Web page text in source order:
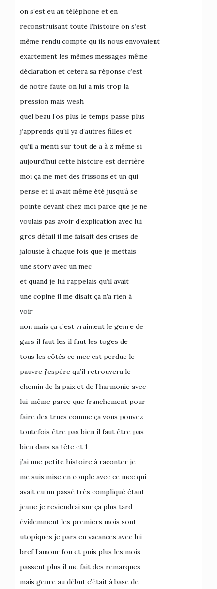
on s’est eu au téléphone et en
reconstruisant toute l’histoire on s’est
même rendu compte qu ils nous envoyaient
exactement les mêmes messages même
déclaration et cetera sa réponse c’est
de notre faute on lui a mis trop la
pression mais wesh
quel beau l’os plus le temps passe plus
j’apprends qu’il ya d’autres filles et
qu’il a menti sur tout de a à z même si
aujourd’hui cette histoire est derrière
moi ça me met des frissons et un qui
pense et il avait même été jusqu’à se
pointe devant chez moi parce que je ne
voulais pas avoir d’explication avec lui
gros détail il me faisait des crises de
jalousie à chaque fois que je mettais
une story avec un mec
et quand je lui rappelais qu’il avait
une copine il me disait ça n’a rien à
voir
non mais ça c’est vraiment le genre de
gars il faut les il faut les toges de
tous les côtés ce mec est perdue le
pauvre j’espère qu’il retrouvera le
chemin de la paix et de l’harmonie avec
lui-même parce que franchement pour
faire des trucs comme ça vous pouvez
toutefois être pas bien il faut être pas
bien dans sa tête et 1
j’ai une petite histoire à raconter je
me suis mise en couple avec ce mec qui
avait eu un passé très compliqué étant
jeune je reviendrai sur ça plus tard
évidemment les premiers mois sont
utopiques je pars en vacances avec lui
bref l’amour fou et puis plus les mois
passent plus il me fait des remarques
mais genre au début c’était à base de